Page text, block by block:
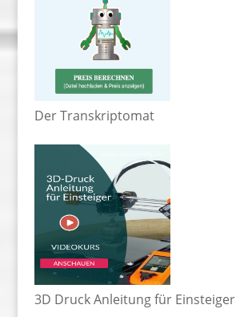
Der Transkriptomat
3D Druck Anleitung für Einsteiger